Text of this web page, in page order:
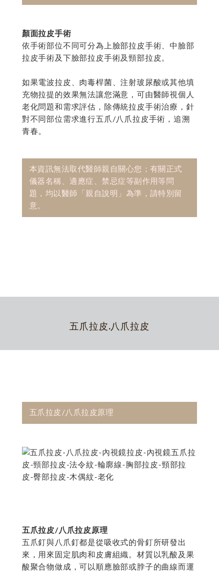
顏面拉皮手術
依手術部位不同可分為上臉部拉皮手術、中臉部
拉皮手術及下臉部拉皮手術及頸部拉皮。
如果電波拉皮、肉毒桿菌、注射玻尿酸或其他填
充物拉提的效果無法讓您滿意，可由醫師視個人
老化問題和需求評估，除傳統拉皮手術治療，針
對不同部位需求進行五爪/八爪拉皮手術，追溯
青春。
本資訊無法取代醫師親自關心您；有關正式
儀器名稱、適應症、禁忌症等副作用等問
題，均以醫師「親自說明」為準，請特別留
意。
五爪拉皮.八爪拉皮
五爪拉皮/八爪拉皮原理
五爪拉皮/八爪拉皮原理
五爪釘與八爪釘都是從吸收式的骨釘所研發出
來，用來固定肌肉和皮膚組織。材質以乳酸及果
酸聚合物做成，可以順應臉部或脖子的曲線而運